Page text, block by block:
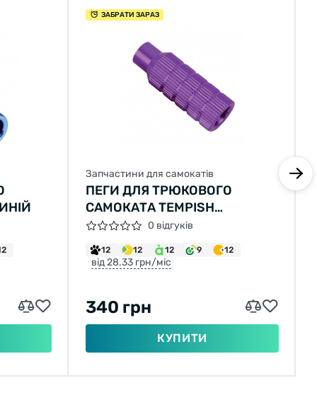
ЗАБРАТИ ЗАРАЗ
Запчастини для самокатів
ПЕГИ ДЛЯ ТРЮКОВОГО
САМОКАТА TEMPISH
ФІОЛЕТОВИЙ0 відгуків
12 12 12 9 12
від 28.33 грн/міс
340 грн
КУПИТИ